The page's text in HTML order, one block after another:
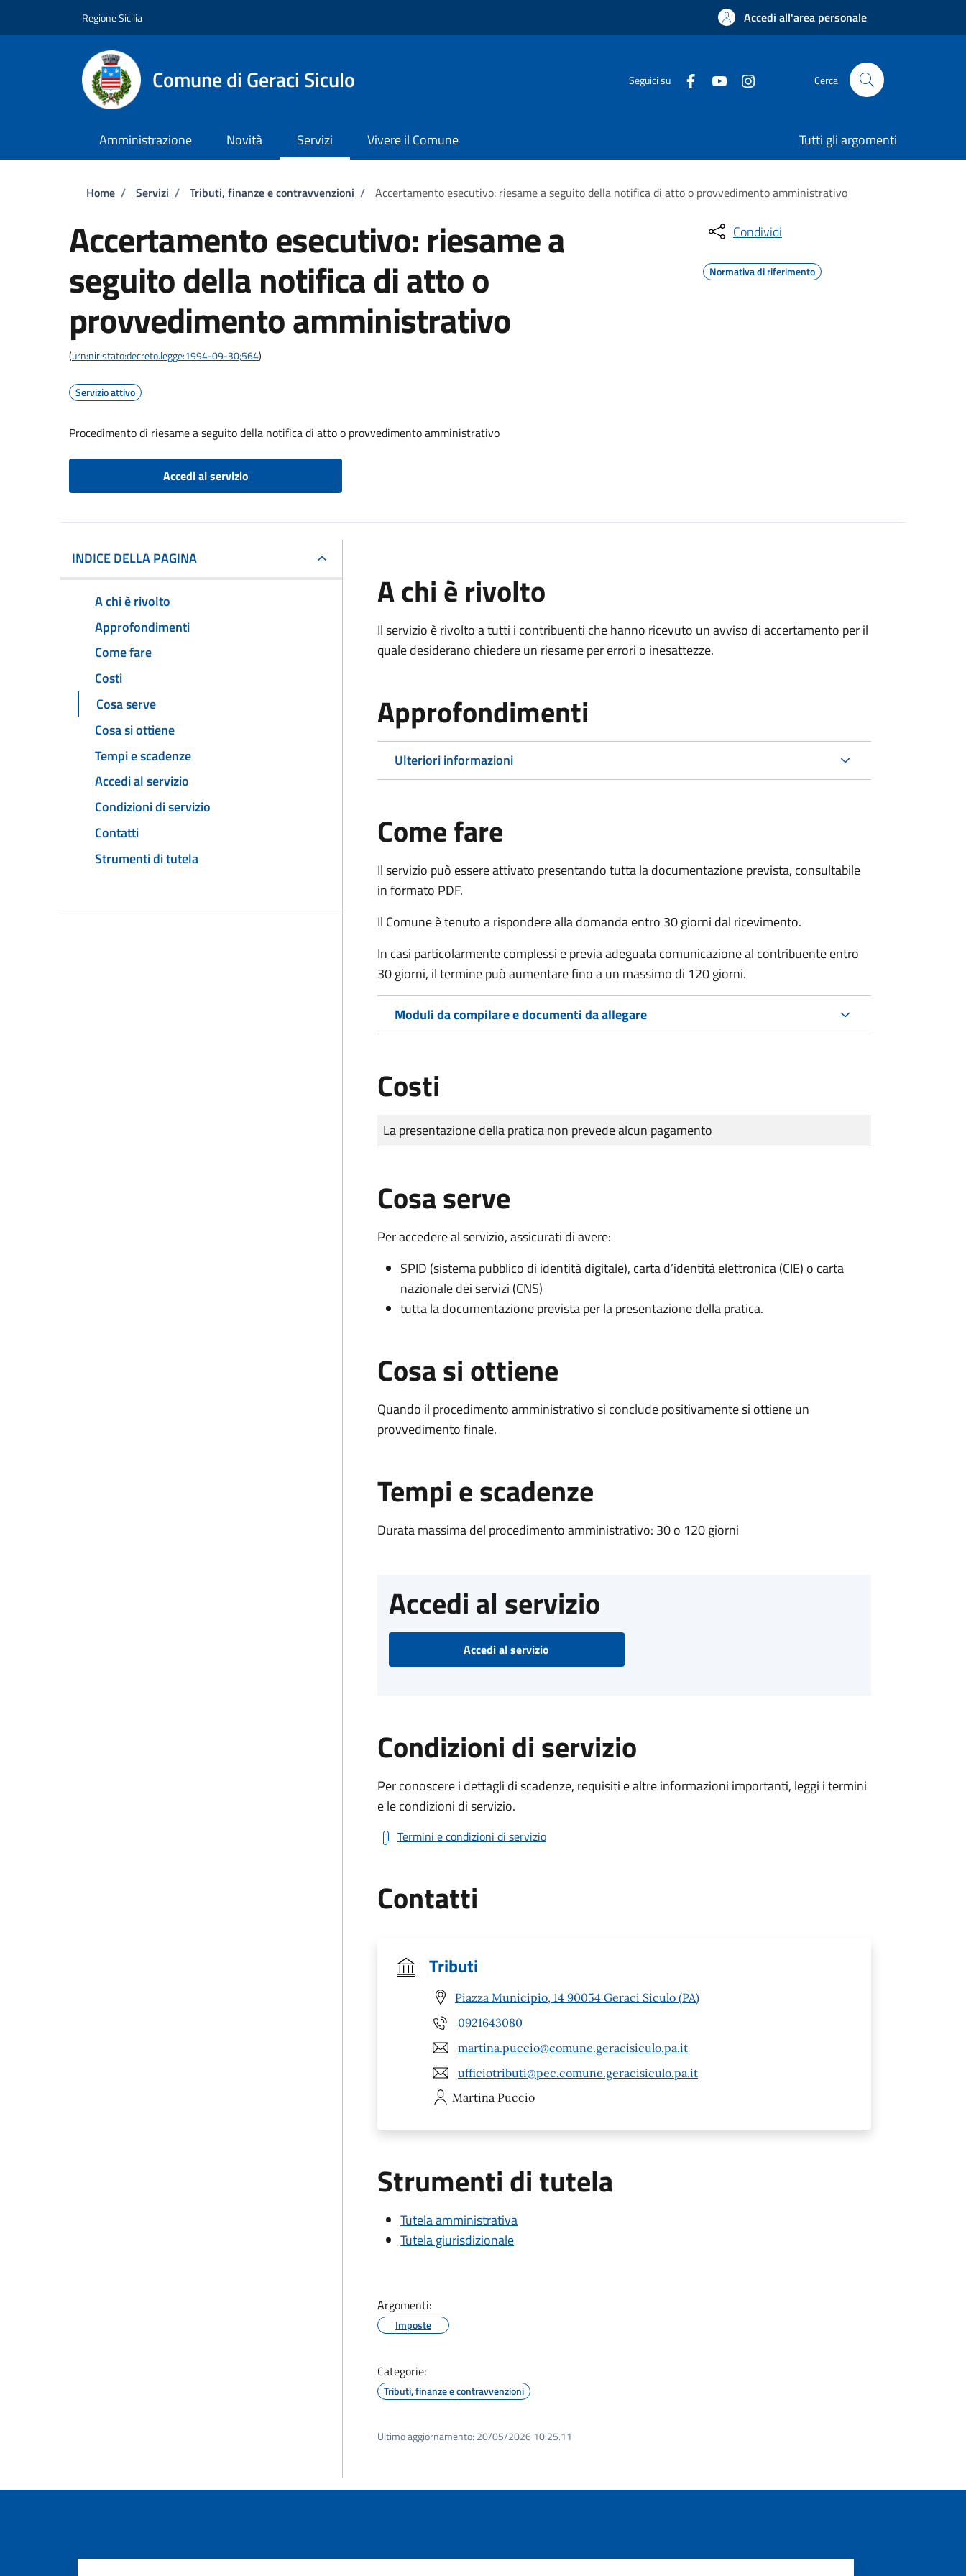
Regione Sicilia Accedi all'area personale
Comune di Geraci Siculo Seguici su Cerca
Amministrazione Novità Servizi Vivere il Comune Tutti gli argomenti
Briciole di pane
Home / Servizi / Tributi, finanze e contravvenzioni / Accertamento esecutivo: riesame a seguito della notifica di atto o provvedimento amministrativo
Accertamento esecutivo: riesame a
seguito della notifica di atto o
provvedimento amministrativo
(urn:nir:stato:decreto.legge:1994-09-30;564)
Servizio attivo
Procedimento di riesame a seguito della notifica di atto o provvedimento amministrativo
Accedi al servizio
Condividi
Normativa di riferimento
INDICE DELLA PAGINA
A chi è rivolto
Approfondimenti
Come fare
Costi
Cosa serve
Cosa si ottiene
Tempi e scadenze
Accedi al servizio
Condizioni di servizio
Contatti
Strumenti di tutela
A chi è rivolto
Il servizio è rivolto a tutti i contribuenti che hanno ricevuto un avviso di accertamento per il
quale desiderano chiedere un riesame per errori o inesattezze.
Approfondimenti
Ulteriori informazioni
Come fare
Il servizio può essere attivato presentando tutta la documentazione prevista, consultabile
in formato PDF.
Il Comune è tenuto a rispondere alla domanda entro 30 giorni dal ricevimento.
In casi particolarmente complessi e previa adeguata comunicazione al contribuente entro
30 giorni, il termine può aumentare fino a un massimo di 120 giorni.
Moduli da compilare e documenti da allegare
Costi
Tipo di pagamento
Importo
La presentazione della pratica non prevede alcun pagamento
Cosa serve
Per accedere al servizio, assicurati di avere:
SPID (sistema pubblico di identità digitale), carta d’identità elettronica (CIE) o carta
nazionale dei servizi (CNS)
tutta la documentazione prevista per la presentazione della pratica.
Cosa si ottiene
Quando il procedimento amministrativo si conclude positivamente si ottiene un
provvedimento finale.
Tempi e scadenze
Durata massima del procedimento amministrativo: 30 o 120 giorni
Accedi al servizio
Accedi al servizio
Condizioni di servizio
Per conoscere i dettagli di scadenze, requisiti e altre informazioni importanti, leggi i termini
e le condizioni di servizio.
Termini e condizioni di servizio
Contatti
Tributi
Piazza Municipio, 14 90054 Geraci Siculo (PA)
0921643080
martina.puccio@comune.geracisiculo.pa.it
ufficiotributi@pec.comune.geracisiculo.pa.it
Martina Puccio
Strumenti di tutela
Tutela amministrativa
Tutela giurisdizionale
Argomenti:
Imposte
Categorie:
Tributi, finanze e contravvenzioni
Ultimo aggiornamento: 20/05/2026 10:25.11